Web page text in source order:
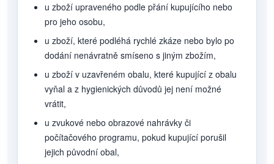
u zboží upraveného podle přání kupujícího nebo
pro jeho osobu,
u zboží, které podléhá rychlé zkáze nebo bylo po
dodání nenávratně smíseno s jiným zbožím,
u zboží v uzavřeném obalu, které kupující z obalu
vyňal a z hygienických důvodů jej není možné
vrátit,
u zvukové nebo obrazové nahrávky či
počítačového programu, pokud kupující porušil
jejich původní obal,